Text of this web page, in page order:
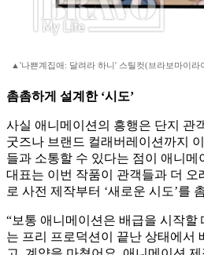
▲'나쁜계집애: 달려라 하니' 스틸컷(브라보마이라
촘촘하게 설계한 ‘시도’
사실 애니메이션의 흥행은 단지 관
굿즈나 브랜드 컬래버레이션까지
들과 소통할 수 있다는 점이 애니메
대표는 이번 작품이 관객들과 더 오
로 사전 제작부터 ‘새로운 시도’를
“보통 애니메이션은 배급을 시작할
는 프리 프로덕션이 끝난 상태에서